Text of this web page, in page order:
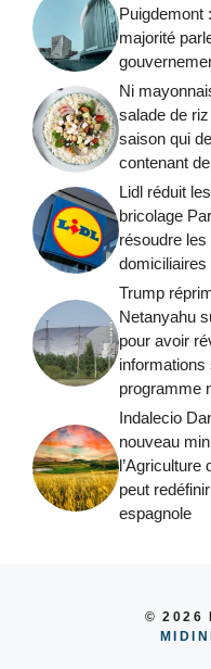
Puigdemont
majorité
Ni
salade de
saison qui
contenant de
Lidl réduit
bricolage
résoudre les
domiciliaires
Trump
Netanyahu
pour avoir
informations
programme
Indalecio
nouveau
l’Agriculture
peut
espagnole
© 2026